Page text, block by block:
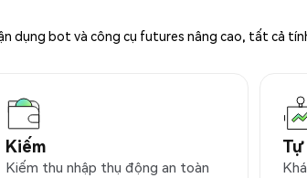
dụng bot và công cụ futures nâng cao, tất cả
Kiếm
Kiếm thu nhập thụ động an toàn